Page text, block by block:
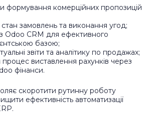
формування комерційних пропозицій
замовлень та виконання угод;
з Odoo CRM для ефективного
базою;
звіти та аналітику по продажах;
виставлення рахунків через
фінанси.
скоротити рутинну роботу
ефективність автоматизації